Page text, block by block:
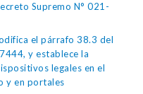
Supremo N° 021-
el párrafo 38.3 del
y establece la
legales en el
y en portales